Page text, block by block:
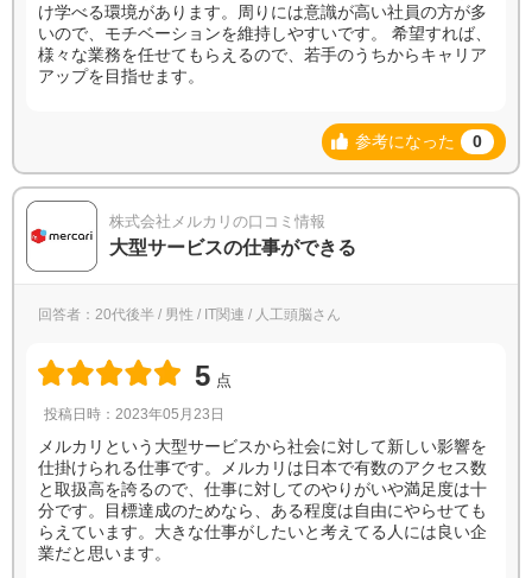
け学べる環境があります。周りには意識が高い社員の方が多
いので、モチベーションを維持しやすいです。 希望すれば、
様々な業務を任せてもらえるので、若手のうちからキャリア
アップを目指せます。
参考になった 0
株式会社メルカリの口コミ情報
大型サービスの仕事ができる
回答者：20代後半 / 男性 / IT関連 / 人工頭脳さん
5 点
投稿日時：2023年05月23日
メルカリという大型サービスから社会に対して新しい影響を
仕掛けられる仕事です。メルカリは日本で有数のアクセス数
と取扱高を誇るので、仕事に対してのやりがいや満足度は十
分です。目標達成のためなら、ある程度は自由にやらせても
らえています。大きな仕事がしたいと考えてる人には良い企
業だと思います。